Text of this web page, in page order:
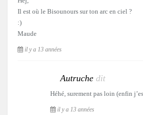
Il est où le Bisounours sur ton arc en ciel ?
:)
Maude
il y a 13 années
Autruche dit
Héhé, surement pas loin (enfin
il y a 13 années